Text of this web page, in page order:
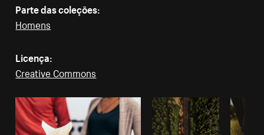
Parte das coleções:
Homens
Licença:
Creative Commons